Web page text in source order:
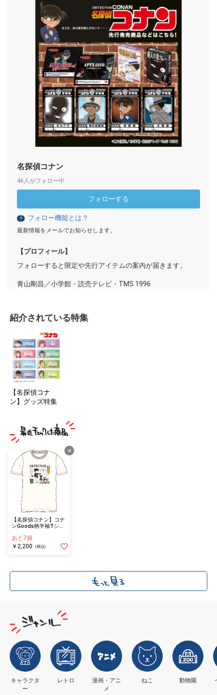
名探偵コナン
46人がフォロー中
フォローする
？ フォロー機能とは？
最新情報をメールでお知らせします。
【プロフィール】
フォローすると限定や先行アイテムの案内が届きます。
青山剛昌／小学館・読売テレビ・TMS 1996
紹介されている特集
【名探偵コナ
ン】グッズ特集
×
【名探偵コナン】コナ
ンGoods柄半袖Tシャ
あと7個
￥2,200
(税込)
キャラクタ
ー
レトロ
漫画・アニ
メ
ねこ 動物園